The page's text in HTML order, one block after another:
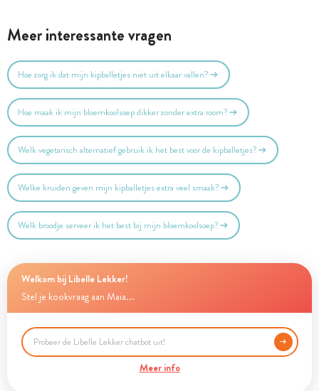
Meer interessante vragen
Hoe zorg ik dat mijn kipballetjes niet uit elkaar vallen?
Hoe maak ik mijn bloemkoolsoep dikker zonder extra room?
Welk vegetarisch alternatief gebruik ik het best voor de kipballetjes?
Welke kruiden geven mijn kipballetjes extra veel smaak?
Welk broodje serveer ik het best bij mijn bloemkoolsoep?
Welkom bij Libelle Lekker!
Stel je kookvraag aan Maia...
Meer info